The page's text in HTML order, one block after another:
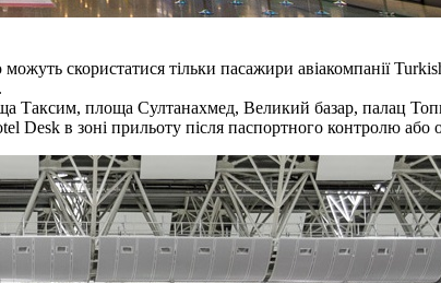
скористатися тільки пасажири авіакомпанії
Таксим, площа Султанахмед, Великий базар, палац
Desk в зоні прильоту після паспортного контролю або